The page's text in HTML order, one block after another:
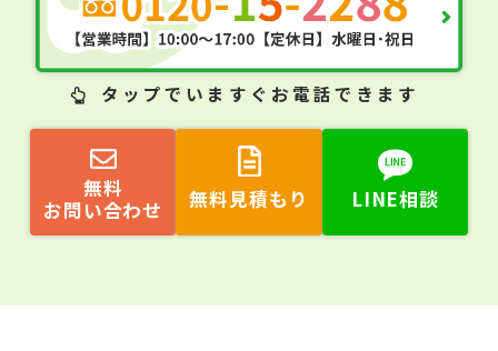
タップでいますぐお電話できます
無料
お問い合わせ
無料見積もり LINE相談